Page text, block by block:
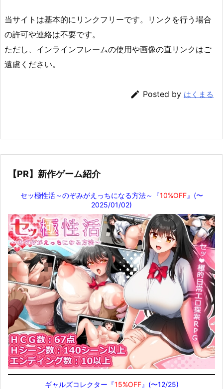
当サイトは基本的にリンクフリーです。リンクを行う場合
の許可や連絡は不要です。
ただし、インラインフレームの使用や画像の直リンクはご
遠慮ください。
 Posted by はくまる
【PR】新作ゲーム紹介
セッ極性活～のぞみがえっちになる方法～『10%OFF』(〜
2025/01/02)
ギャルズコレクター『15%OFF』(〜12/25)